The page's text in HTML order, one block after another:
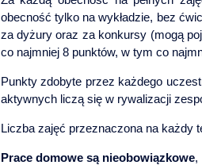
obecność tylko na wykładzie, bez
za dyżury oraz za konkursy (mogą
co najmniej 8 punktów, w tym co
Punkty zdobyte przez każdego
aktywnych liczą się w rywalizacji
Liczba zajęć przeznaczona na każdy
Prace domowe są nieobowiązkowe,